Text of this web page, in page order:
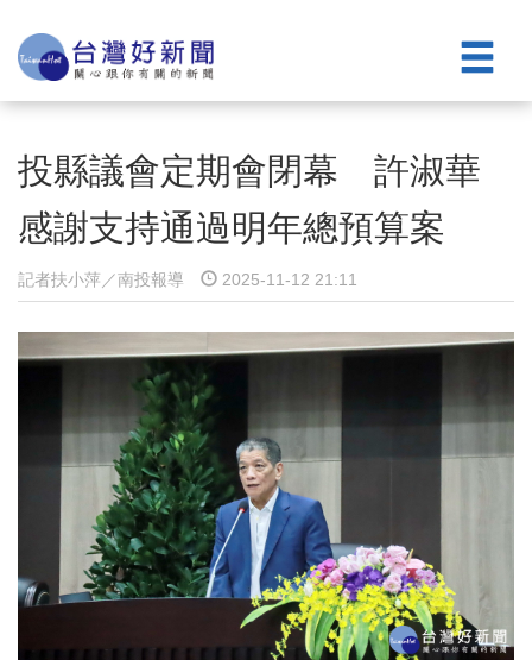
投縣議會定期會閉幕 許淑華
感謝支持通過明年總預算案
記者扶小萍／南投報導 2025-11-12 21:11